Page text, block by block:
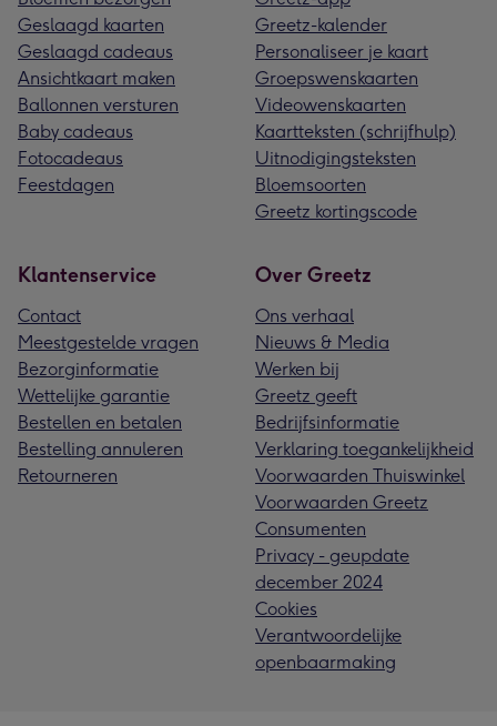
Geslaagd kaarten
Geslaagd cadeaus
Ansichtkaart maken
Ballonnen versturen
Baby cadeaus
Fotocadeaus
Feestdagen
Greetz-kalender
Personaliseer je kaart
Groepswenskaarten
Videowenskaarten
Kaartteksten (schrijfhulp)
Uitnodigingsteksten
Bloemsoorten
Greetz kortingscode
Klantenservice
Contact
Meestgestelde vragen
Bezorginformatie
Wettelijke garantie
Bestellen en betalen
Bestelling annuleren
Retourneren
Over Greetz
Ons verhaal
Nieuws & Media
Werken bij
Greetz geeft
Bedrijfsinformatie
Verklaring toegankelijkheid
Voorwaarden Thuiswinkel
Voorwaarden Greetz
Consumenten
Privacy - geupdate
december 2024
Cookies
Verantwoordelijke
openbaarmaking